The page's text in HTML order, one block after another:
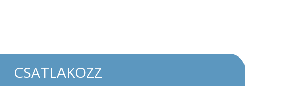
CSATLAKOZZ